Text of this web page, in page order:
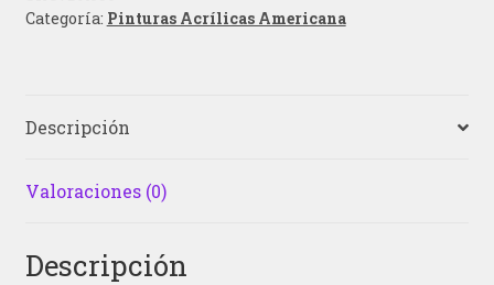
Categoría: Pinturas Acrílicas Americana
Descripción
Valoraciones (0)
Descripción